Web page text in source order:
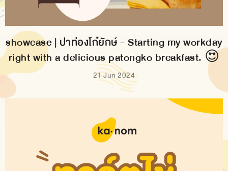
showcase | ปาท่องโก๋ยักษ์ - Starting my workday
right with a delicious patongko breakfast. 😍
21 Jun 2024